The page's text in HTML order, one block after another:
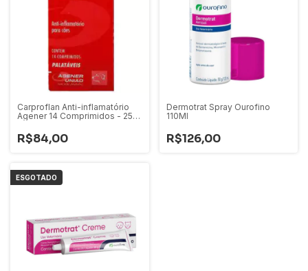
Carproflan Anti-inflamatório
Agener 14 Comprimidos - 25
R$84,00
Dermotrat Spray Ourofino
110Ml
R$126,00
ESGOTADO